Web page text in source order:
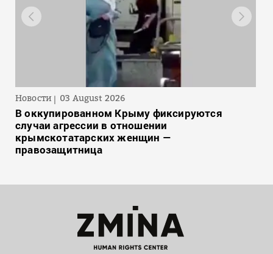
Новости 03 August 2026
В оккупированном Крыму фиксируются
случаи агрессии в отношении
крымскотатарских женщин —
правозащитница